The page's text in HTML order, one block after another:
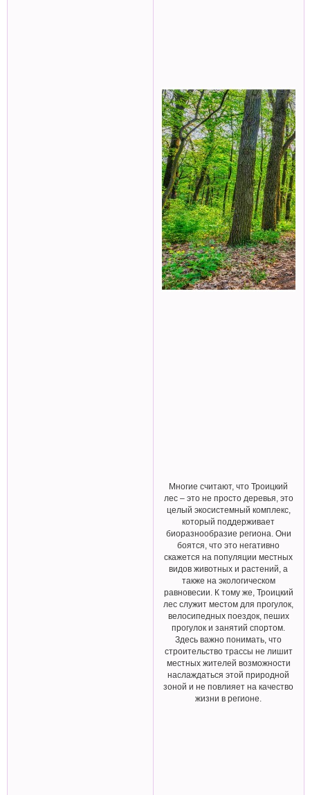
Многие считают, что Троицкий
лес – это не просто деревья, это
целый экосистемный комплекс,
который поддерживает
биоразнообразие региона. Они
боятся, что это негативно
скажется на популяции местных
видов животных и растений, а
также на экологическом
равновесии. К тому же, Троицкий
лес служит местом для прогулок,
велосипедных поездок, пеших
прогулок и занятий спортом.
Здесь важно понимать, что
строительство трассы не лишит
местных жителей возможности
наслаждаться этой природной
зоной и не повлияет на качество
жизни в регионе.